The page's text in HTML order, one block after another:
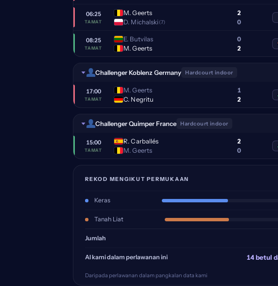
06:25
TAMAT
M. Geerts
D. Michalski (7)
2
0
08:25
TAMAT
E. Butvilas
M. Geerts
0
2
Challenger Koblenz Germany Hardcourt indoor
17:00
TAMAT
M. Geerts
C. Negritu
1
2
Challenger Quimper France Hardcourt indoor
15:00
TAMAT
R. Carballés
M. Geerts
2
0
REKOD MENGIKUT PERMUKAAN
Keras
Tanah Liat
Jumlah
AI kami dalam perlawanan ini 14 betul
Daripada perlawanan dalam pangkalan data kami